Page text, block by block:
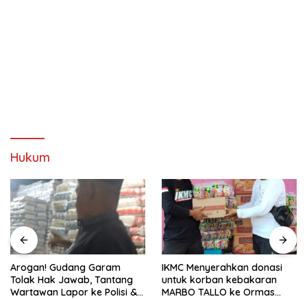
Hukum
Arogan! Gudang Garam
Tolak Hak Jawab, Tantang
Wartawan Lapor ke Polisi &
IKMC Menyerahkan donasi
untuk korban kebakaran
MARBO TALLO ke Ormas